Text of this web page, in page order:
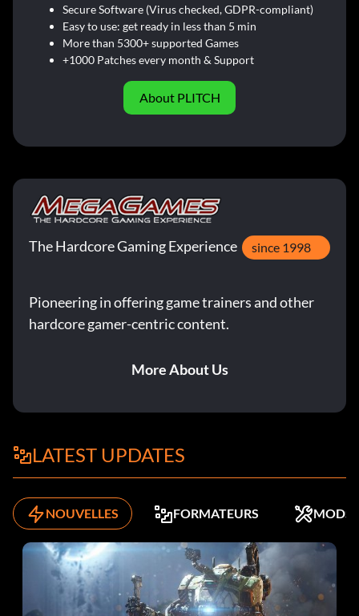
Secure Software (Virus checked, GDPR-compliant)
Easy to use: get ready in less than 5 min
More than 5300+ supported Games
+1000 Patches every month & Support
About PLITCH
The Hardcore Gaming Experience since 1998
Pioneering in offering game trainers and other
hardcore gamer-centric content.
More About Us
LATEST UPDATES
NOUVELLES FORMATEURS MODS